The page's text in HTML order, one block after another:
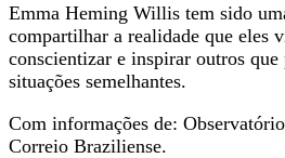
Emma Heming Willis tem sido
compartilhar a realidade que eles
conscientizar e inspirar outros que
situações semelhantes.
Com informações de:
Correio Braziliense.